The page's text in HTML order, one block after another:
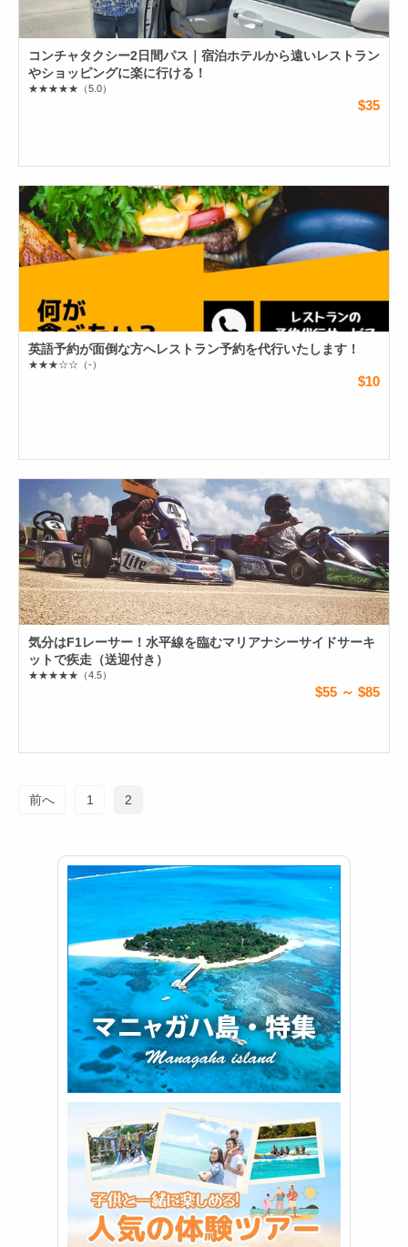
コンチャタクシー2日間パス｜宿泊ホテルから遠いレストラン
やショッピングに楽に行ける！
★★★★★ （5.0）
$35
英語予約が面倒な方へレストラン予約を代行いたします！
★★★☆☆ （-）
$10
気分はF1レーサー！水平線を臨むマリアナシーサイドサーキ
ットで疾走（送迎付き）
★★★★★ （4.5）
$55 ～ $85
前へ 1 2